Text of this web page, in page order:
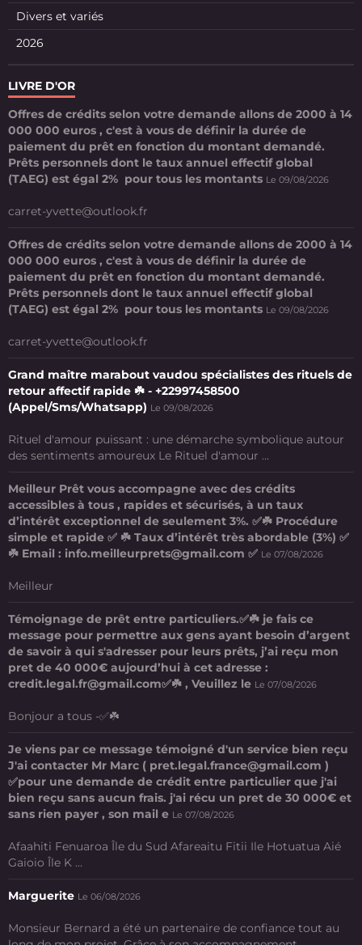
Divers et variés
2026
LIVRE D'OR
Offres de crédits selon votre demande allons de 2000 à 14
000 000 euros , c'est à vous de définir la durée de
paiement du prêt en fonction du montant demandé.
Prêts personnels dont le taux annuel effectif global
(TAEG) est égal 2% pour tous les montants Le 09/08/2026
carret-yvette@outlook.fr
Offres de crédits selon votre demande allons de 2000 à 14
000 000 euros , c'est à vous de définir la durée de
paiement du prêt en fonction du montant demandé.
Prêts personnels dont le taux annuel effectif global
(TAEG) est égal 2% pour tous les montants Le 09/08/2026
carret-yvette@outlook.fr
Grand maître marabout vaudou spécialistes des rituels de
retour affectif rapide ☘️ - +22997458500
(Appel/Sms/Whatsapp) Le 09/08/2026
Rituel d'amour puissant : une démarche symbolique autour
des sentiments amoureux Le Rituel d'amour ...
Meilleur Prêt vous accompagne avec des crédits
accessibles à tous , rapides et sécurisés, à un taux
d’intérêt exceptionnel de seulement 3%. ✅☘️ Procédure
simple et rapide ✅ ☘️ Taux d’intérêt très abordable (3%) ✅
☘️ Email : info.meilleurprets@gmail.com ✅ Le 07/08/2026
Meilleur
Témoignage de prêt entre particuliers.✅☘️ je fais ce
message pour permettre aux gens ayant besoin d’argent
de savoir à qui s'adresser pour leurs prêts, j’ai reçu mon
pret de 40 000€ aujourd’hui à cet adresse :
credit.legal.fr@gmail.com✅☘️ , Veuillez le Le 07/08/2026
Bonjour a tous -✅☘️
Je viens par ce message témoigné d'un service bien reçu
J'ai contacter Mr Marc ( pret.legal.france@gmail.com )
✅pour une demande de crédit entre particulier que j'ai
bien reçu sans aucun frais. j'ai récu un pret de 30 000€ et
sans rien payer , son mail e Le 07/08/2026
Afaahiti Fenuaroa Île du Sud Afareaitu Fitii Ile Hotuatua Aié
Gaioio Île K ...
Marguerite Le 06/08/2026
Monsieur Bernard a été un partenaire de confiance tout au